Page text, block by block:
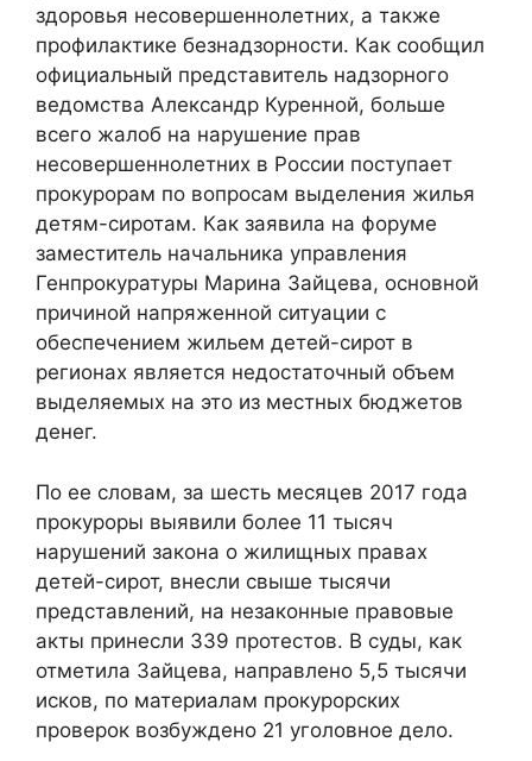
здоровья несовершеннолетних, а также
профилактике безнадзорности. Как сообщил
официальный представитель надзорного
ведомства Александр Куренной, больше
всего жалоб на нарушение прав
несовершеннолетних в России поступает
прокурорам по вопросам выделения жилья
детям-сиротам. Как заявила на форуме
заместитель начальника управления
Генпрокуратуры Марина Зайцева, основной
причиной напряженной ситуации с
обеспечением жильем детей-сирот в
регионах является недостаточный объем
выделяемых на это из местных бюджетов
денег.
По ее словам, за шесть месяцев 2017 года
прокуроры выявили более 11 тысяч
нарушений закона о жилищных правах
детей-сирот, внесли свыше тысячи
представлений, на незаконные правовые
акты принесли 339 протестов. В суды, как
отметила Зайцева, направлено 5,5 тысячи
исков, по материалам прокурорских
проверок возбуждено 21 уголовное дело.